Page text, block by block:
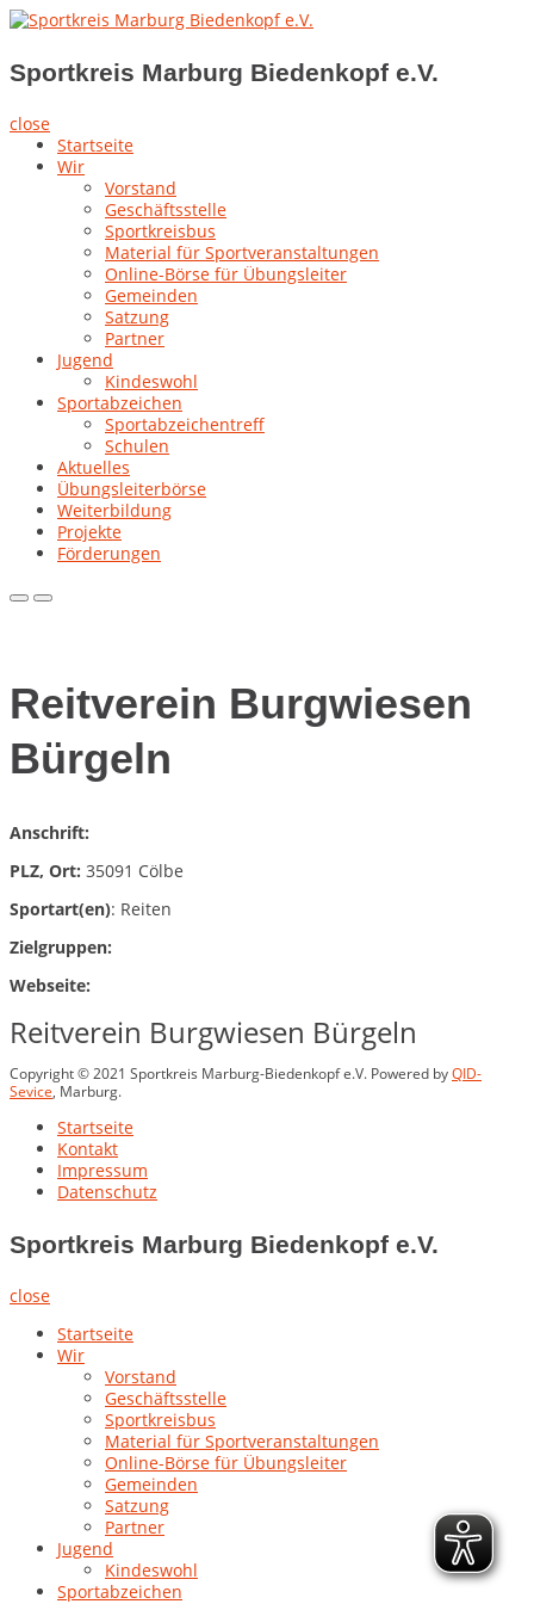
Skip
content
Sportkreis Marburg Biedenkopf e.V.
Sportkreis Marburg Biedenkopf e.V.
close
Startseite
Wir
Vorstand
Geschäftsstelle
Sportkreisbus
Material für Sportveranstaltungen
Online-Börse für Übungsleiter
Gemeinden
Satzung
Partner
Jugend
Kindeswohl
Sportabzeichen
Sportabzeichentreff
Schulen
Aktuelles
Übungsleiterbörse
Weiterbildung
Projekte
Förderungen
PrimaryPrimary
Reitverein Burgwiesen
Bürgeln
Anschrift:
PLZ, Ort: 35091 Cölbe
Sportart(en): Reiten
Zielgruppen:
Webseite:
Reitverein Burgwiesen Bürgeln
Copyright © 2021 Sportkreis Marburg-Biedenkopf e.V. Powered byQID-
Sevice, Marburg.
Startseite
Kontakt
Impressum
Datenschutz
Sportkreis Marburg Biedenkopf e.V.
close
Startseite
Wir
Vorstand
Geschäftsstelle
Sportkreisbus
Material für Sportveranstaltungen
Online-Börse für Übungsleiter
Gemeinden
Satzung
Partner
Jugend
Kindeswohl
Sportabzeichen